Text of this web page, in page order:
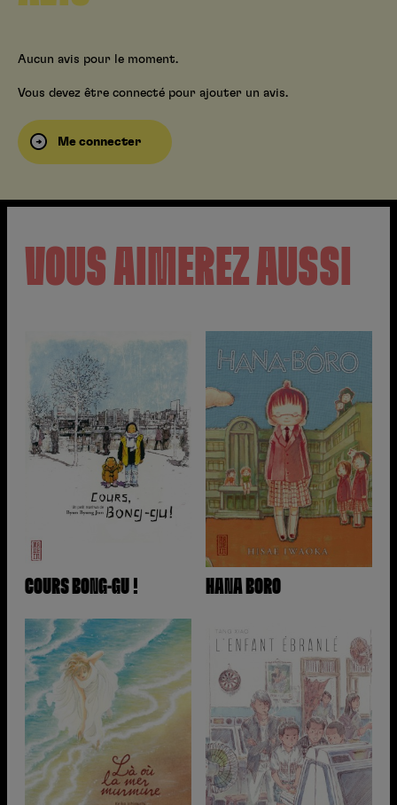
Aucun avis pour le moment.
Vous devez être connecté pour ajouter un avis.
Me connecter
VOUS AIMEREZ AUSSI
COURS BONG-GU ! HANA BORO